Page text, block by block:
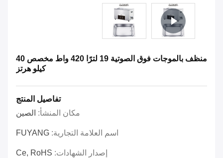
منظف ​​بالموجات فوق الصوتية 19 لترًا 420 واط مخصص 40
كيلو هرتز
تفاصيل المنتج
مكان المنشأ: الصين
اسم العلامة التجارية: FUYANG
إصدار الشهادات: Ce, RoHS